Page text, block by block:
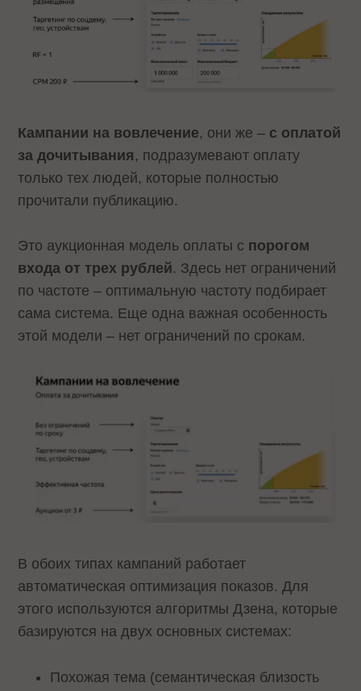
Кампании на вовлечение, они же – с оплатой
за дочитывания , подразумевают оплату
только тех людей, которые полностью
прочитали публикацию.
Это аукционная модель оплаты с порогом
входа от трех рублей. Здесь нет ограничений
по частоте – оптимальную частоту подбирает
сама система. Еще одна важная особенность
этой модели – нет ограничений по срокам.
В обоих типах кампаний работает
автоматическая оптимизация показов. Для
этого используются алгоритмы Дзена, которые
базируются на двух основных системах:
Похожая тема (семантическая близость